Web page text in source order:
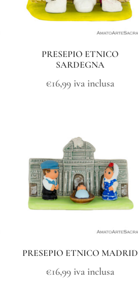
PRESEPIO ETNICO
SARDEGNA
€16,99 iva inclusa
PRESEPIO ETNICO MADRID
€16,99 iva inclusa